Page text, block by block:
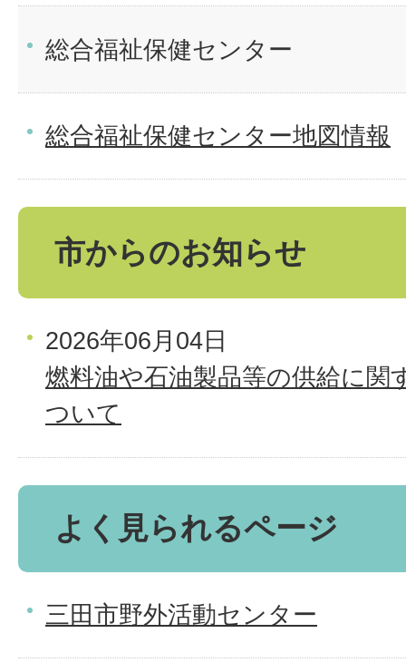
総合福祉保健センター
総合福祉保健センター地図情報
市からのお知らせ
2026年06月04日
燃料油や石油製品等の供給に関
ついて
よく見られるページ
三田市野外活動センター